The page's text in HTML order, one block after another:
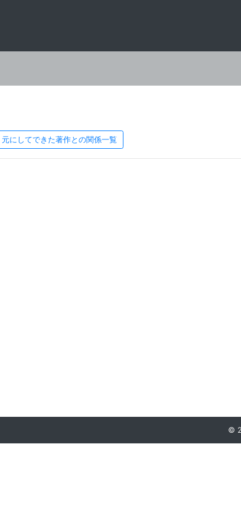
元にしてできた著作との関係一覧
©